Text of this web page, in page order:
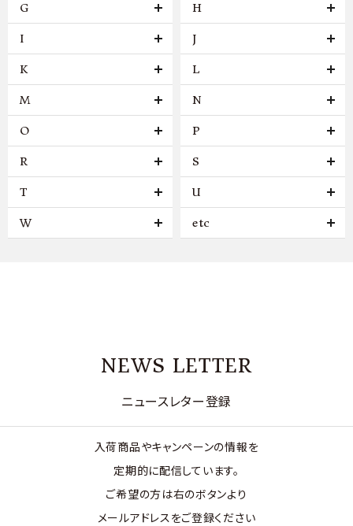
G H
I J
K L
M N
O P
R S
T U
W etc
NEWS LETTER
ニュースレター登録
入荷商品やキャンペーンの情報を
定期的に配信しています。
ご希望の方は右のボタンより
メールアドレスをご登録ください